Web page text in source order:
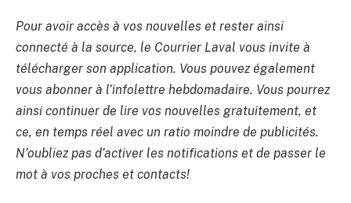
Pour avoir accès à vos nouvelles et rester ainsi
connecté à la source, le Courrier Laval vous invite à
télécharger son application. Vous pouvez également
vous abonner à l’infolettre hebdomadaire. Vous pourrez
ainsi continuer de lire vos nouvelles gratuitement, et
ce, en temps réel avec un ratio moindre de publicités.
N’oubliez pas d’activer les notifications et de passer le
mot à vos proches et contacts!